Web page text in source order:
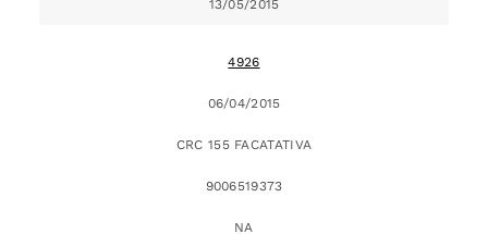
13/05/2015
4926
06/04/2015
CRC 155 FACATATIVA
9006519373
NA